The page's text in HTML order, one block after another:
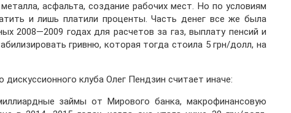
асфальта, создание рабочих мест. Но по условиям
и лишь платили проценты. Часть денег все же была
2008—2009 годах для расчетов за газ, выплату пенсий и
гривню, которая тогда стоила 5 грн/долл, на
клуба Олег Пендзин считает иначе:
займы от Мирового банка, макрофинансовую